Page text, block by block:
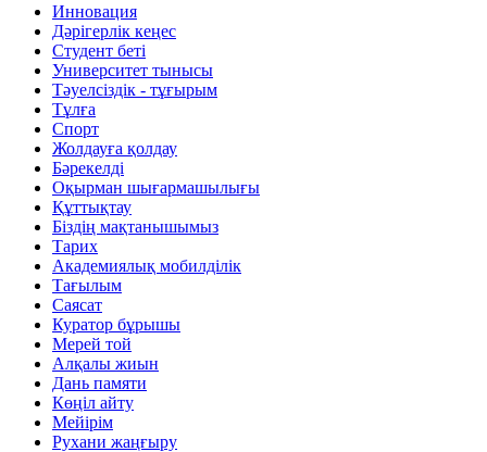
Инновация
Дәрігерлік кеңес
Студент беті
Университет тынысы
Тәуелсіздік - тұғырым
Тұлға
Спорт
Жолдауға қолдау
Бәрекелді
Оқырман шығармашылығы
Құттықтау
Біздің мақтанышымыз
Тарих
Академиялық мобилділік
Тағылым
Саясат
Куратор бұрышы
Мерей той
Алқалы жиын
Дань памяти
Көңіл айту
Мейірім
Рухани жаңғыру